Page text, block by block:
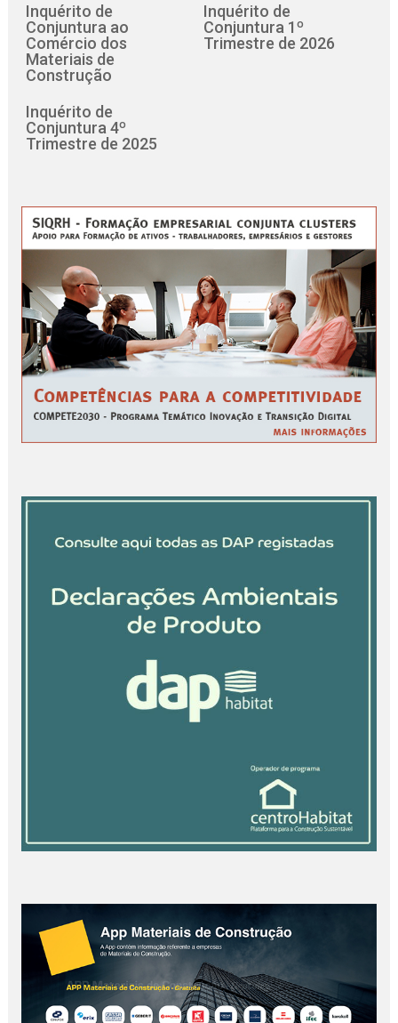
Inquérito de
Conjuntura ao
Comércio dos
Materiais de
Construção
Inquérito de
Conjuntura 1º
Trimestre de 2026
Inquérito de
Conjuntura 4º
Trimestre de 2025